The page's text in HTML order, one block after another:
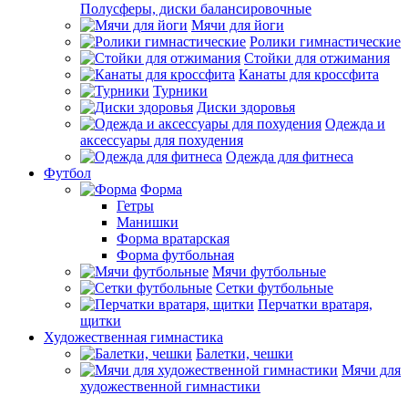
Полусферы, диски балансировочные
Мячи для йоги
Ролики гимнастические
Стойки для отжимания
Канаты для кроссфита
Турники
Диски здоровья
Одежда и
аксессуары для похудения
Одежда для фитнеса
Футбол
Форма
Гетры
Манишки
Форма вратарская
Форма футбольная
Мячи футбольные
Сетки футбольные
Перчатки вратаря,
щитки
Художественная гимнастика
Балетки, чешки
Мячи для
художественной гимнастики